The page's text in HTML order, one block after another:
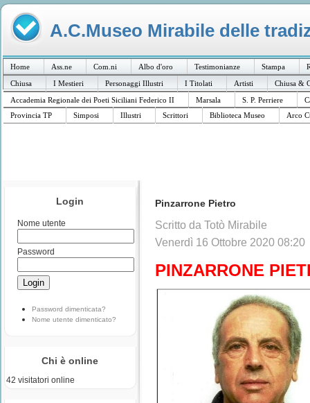
A.C.Museo Mirabile delle
Home Ass.ne Com.ni Albo d'oro Testimonianze Stampa
Chiusa
I Mestieri Personaggi Illustri I Titolati Artisti
Chiusa &
Accademia Regionale dei Poeti Siciliani Federico II
Marsala S. P. Perriere
Provincia TP
Simposi Illustri Scrittori Biblioteca Museo Arco
Login
Nome utente
Password
Password dimenticata?
Nome utente dimenticato?
Chi è online
42 visitatori online
Pinzarrone Pietro
Scritto da Totò Mirabile
Venerdì 16 Ottobre 2020 08:20
PINZARRONE